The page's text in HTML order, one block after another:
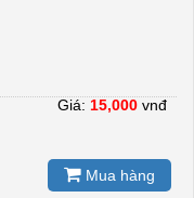
Giá: 15,000 vnđ
Mua hàng